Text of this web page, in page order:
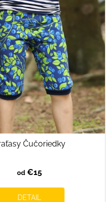
Čučoriedky
od€15
DETAIL